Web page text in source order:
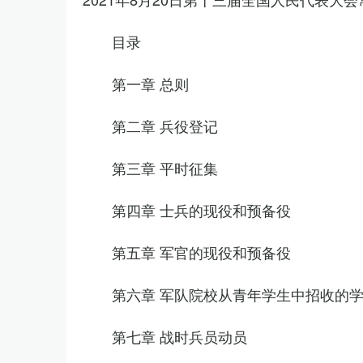
目录
第一章 总则
第二章 兵役登记
第三章 平时征集
第四章 士兵的现役和预备役
第五章 军官的现役和预备役
第六章 军队院校从青年学生中招收的
第七章 战时兵员动员